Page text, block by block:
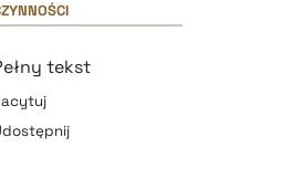
tekst